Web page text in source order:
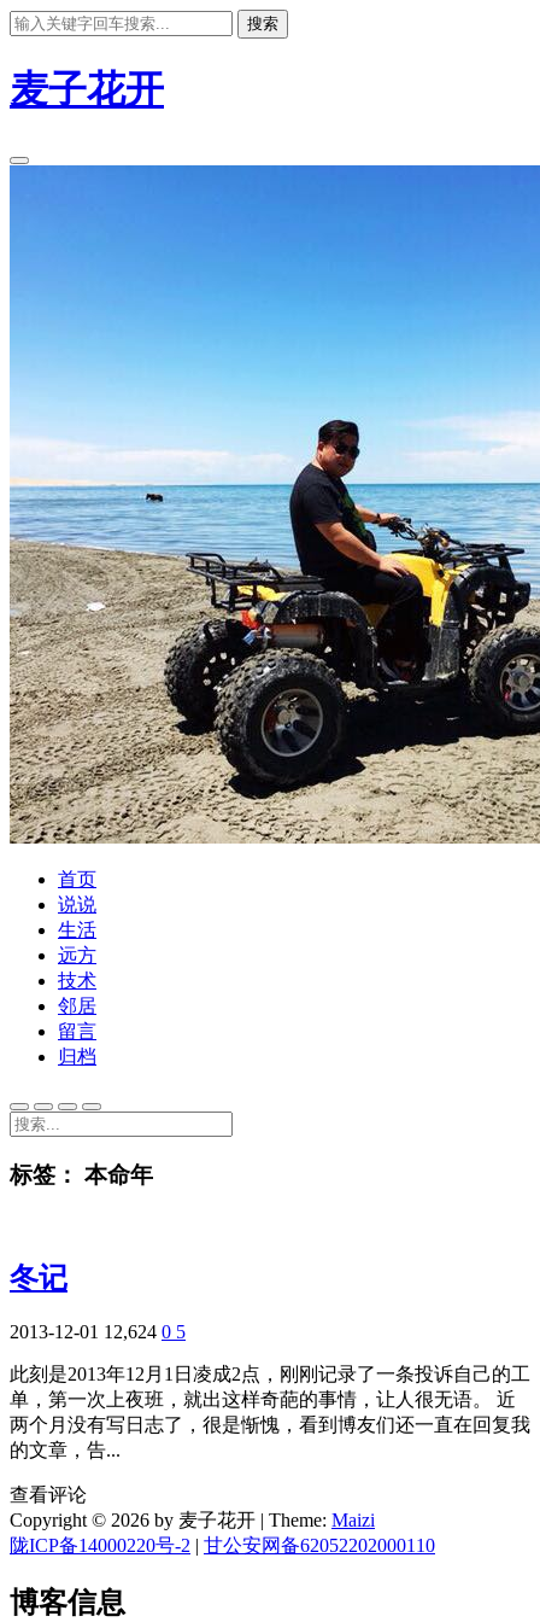
搜索
麦子花开
首页
说说
生活
远方
技术
邻居
留言
归档
标签： 本命年
冬记
2013-12-01 12,624 0 5
此刻是2013年12月1日凌成2点，刚刚记录了一条投诉自己的工
单，第一次上夜班，就出这样奇葩的事情，让人很无语。 近
两个月没有写日志了，很是惭愧，看到博友们还一直在回复我
的文章，告...
查看评论
Copyright © 2026 by 麦子花开 | Theme: Maizi
陇ICP备14000220号-2 | 甘公安网备62052202000110
博客信息